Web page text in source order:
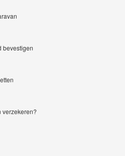
bevestigen
verzekeren?